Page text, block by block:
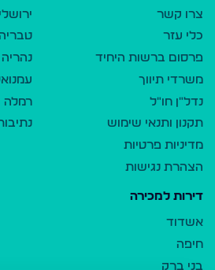
צרו קשר
כלי עזר
פרסום ברשות היחיד
משרדי תיווך
נדל"ן חו"ל
תקנון ותנאי שימוש
מדיניות פרטיות
הצהרת נגישות
טבריה
נהריה
רמלה
דירות למכירה
אשדוד
חיפה
בני ברק